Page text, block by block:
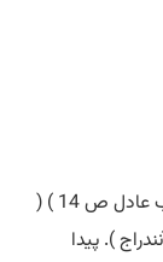
اظهار. [ اِ ] ( ع مص ) آشکارا کردن. ( ترجمان ترتیب عادل ص 14 ) (
). پیدا